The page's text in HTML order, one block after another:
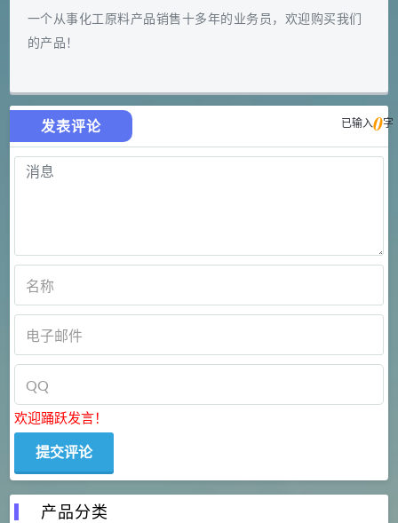
一个从事化工原料产品销售十多年的业务员，欢迎购买我们
的产品！
发表评论 已输入0字
欢迎踊跃发言！
产品分类